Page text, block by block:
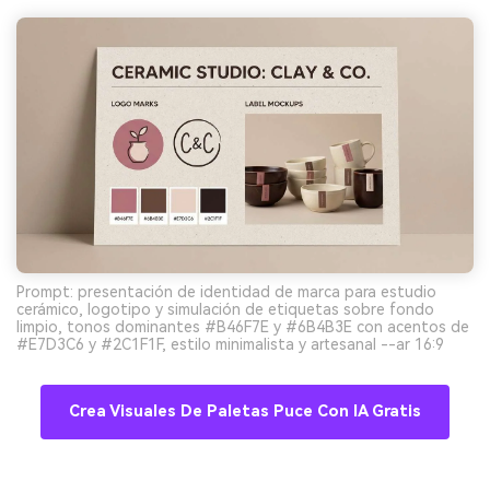
Prompt: presentación de identidad de marca para estudio
cerámico, logotipo y simulación de etiquetas sobre fondo
limpio, tonos dominantes #B46F7E y #6B4B3E con acentos de
#E7D3C6 y #2C1F1F, estilo minimalista y artesanal --ar 16:9
Crea Visuales De Paletas Puce Con IA Gratis